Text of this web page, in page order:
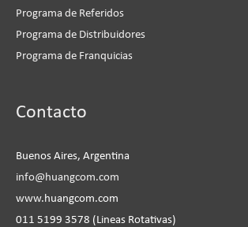
Programa de Referidos
Programa de Distribuidores
Programa de Franquicias
Contacto
Buenos Aires, Argentina
info@huangcom.com
www.huangcom.com
011 5199 3578 (Lineas Rotativas)